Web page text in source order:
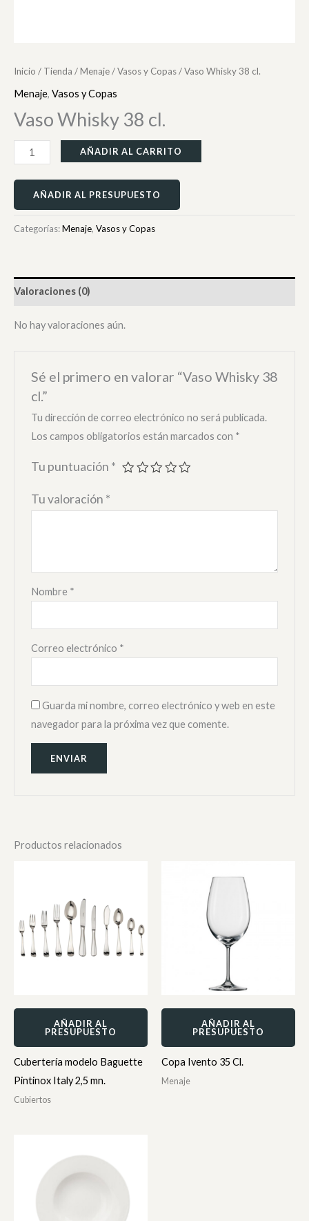
Inicio / Tienda /Menaje/Vasos y Copas/ Vaso Whisky 38 cl.
Menaje, Vasos y Copas
Vaso Whisky 38 cl.
AÑADIR AL CARRITO
AÑADIR AL PRESUPUESTO
Categorías:Menaje, Vasos y Copas
Valoraciones (0)
No hay valoraciones aún.
Sé el primero en valorar “Vaso Whisky 38
cl.”
Tu dirección de correo electrónico no será publicada.
Los campos obligatorios están marcados con *
Tu puntuación *
Tu valoración *
Nombre *
Correo electrónico *
Guarda mi nombre, correo electrónico y web en este
navegador para la próxima vez que comente.
Productos relacionados
AÑADIR AL
PRESUPUESTO
Cubertería modelo Baguette
Pintinox Italy 2,5 mn.
Cubiertos
AÑADIR AL
PRESUPUESTO
Copa Ivento 35 Cl.
Menaje